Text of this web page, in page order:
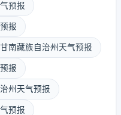
预报
报
甘南藏族自治州天气预报
报
州天气预报
预报